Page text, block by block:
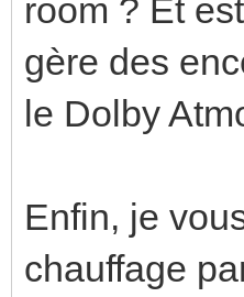
room ? Et
gère des
le Dolby
Enfin, je
chauffage